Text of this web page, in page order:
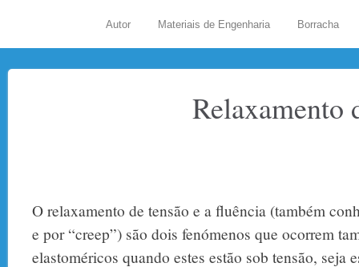
Autor Materiais de Engenharia Borracha
Relaxamento
O relaxamento de tensão e a fluência (também
e por “creep”) são dois fenómenos que ocorrem
elastoméricos quando estes estão sob tensão, seja